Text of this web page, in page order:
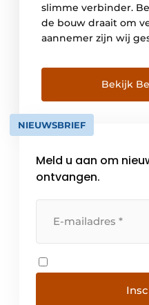
slimme verbinder.
de bouw draait om
aannemer zijn wij
van TBI heeft
juiste team te
technieken. Wij
samenwerken […]
Bekijk
NIEUWSBRIEF
Meld u aan om
ontvangen.